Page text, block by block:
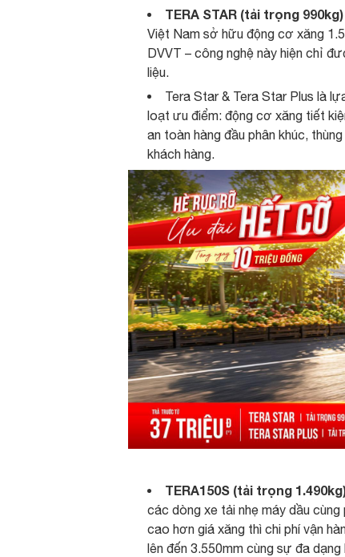
TERA STAR (tải trọng
Việt Nam sở hữu động cơ xăng
DVVT – công nghệ này hiện chỉ
liệu.
Tera Star & Tera Star Plus là
loạt ưu điểm: động cơ xăng tiết
an toàn hàng đầu phân khúc,
khách hàng.
TERA150S (tải trọng
các dòng xe tải nhẹ máy dầu cùng
cao hơn giá xăng thì chi phí vận
lên đến 3.550mm cùng sự đa